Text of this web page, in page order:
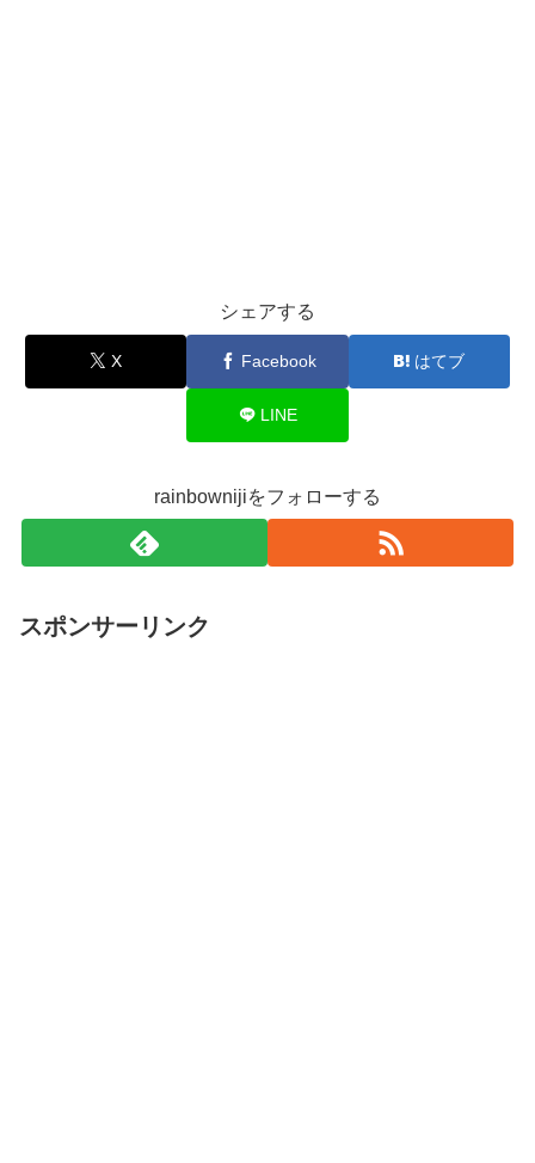
シェアする
X Facebook はてブ
LINE
rainbownijiをフォローする
スポンサーリンク